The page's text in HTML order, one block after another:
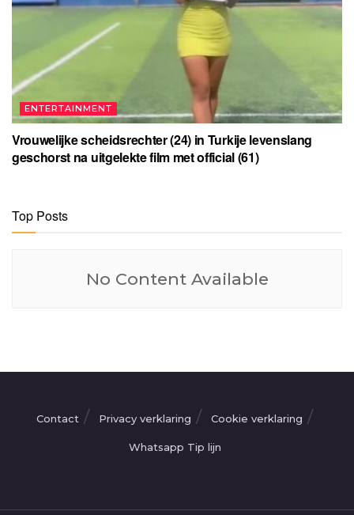
ENTERTAINMENT
Vrouwelijke scheidsrechter (24) in Turkije levenslang
geschorst na uitgelekte film met official (61)
Top Posts
No Content Available
Contact Privacy verklaring Cookie verklaring
Whatsapp Tip lijn